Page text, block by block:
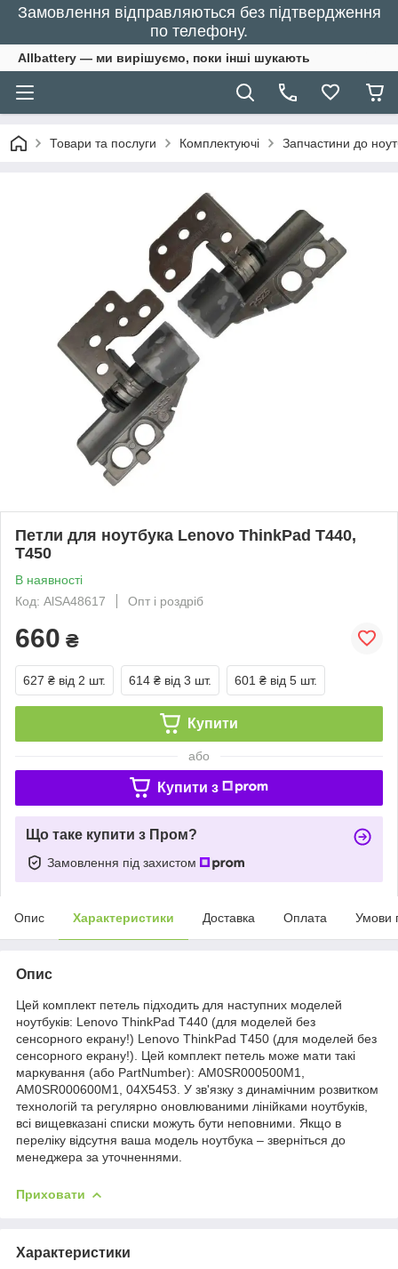
Замовлення відправляються без підтвердження
по телефону.
Allbattery — ми вирішуємо, поки інші шукають
Товари та послуги Комплектуючі Запчастини до
Петли для ноутбука Lenovo ThinkPad T440,
T450
В наявності
Код: AlSA48617
Опт і роздріб
660 ₴
627 ₴ від 2 шт. 614 ₴ від 3 шт. 601 ₴ від 5 шт.
Купити
або
Купити з
Що таке купити з Пром?
Замовлення під захистом
Опис Характеристики Доставка Оплата Умови
Опис
Цей комплект петель підходить для наступних моделей
ноутбуків: Lenovo ThinkPad T440 (для моделей без
сенсорного екрану!) Lenovo ThinkPad T450 (для моделей без
сенсорного екрану!). Цей комплект петель може мати такі
маркування (або PartNumber): AM0SR000500M1,
AM0SR000600M1, 04X5453. У зв'язку з динамічним розвитком
технологій та регулярно оновлюваними лінійками ноутбуків,
всі вищевказані списки можуть бути неповними. Якщо в
переліку відсутня ваша модель ноутбука – зверніться до
менеджера за уточненнями.
Приховати
Характеристики